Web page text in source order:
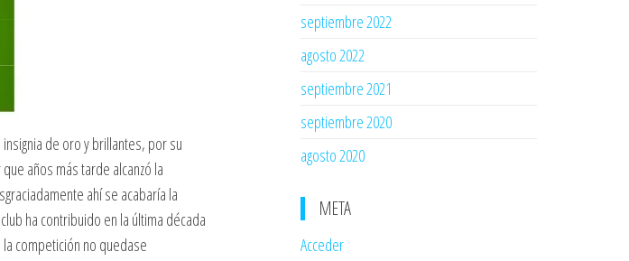
de oro y brillantes, por su
años más tarde alcanzó la
ahí se acabaría la
ha contribuido en la última década
competición no quedase
septiembre 2022
agosto 2022
septiembre 2021
septiembre 2020
agosto 2020
META
Acceder